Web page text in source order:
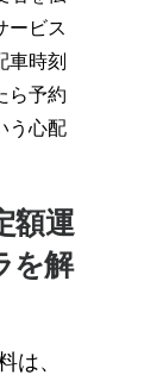
ービス
車時刻
ら予約
う心配
額運
を解
は、